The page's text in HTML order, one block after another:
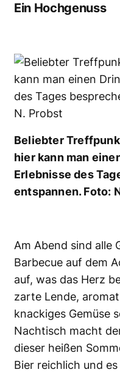
Ein Hochgenuss
Beliebter
hier kann man
Erlebnisse des
entspannen. Foto:
Am Abend sind alle
Barbecue auf dem
auf, was das Herz
zarte Lende,
knackiges Gemüse
Nachtisch macht
dieser heißen
Bier reichlich und